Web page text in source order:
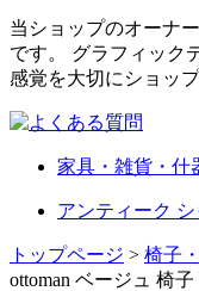
当ショップのオーナ
です。 グラフィック
感覚を大切にショッ
家具・雑貨・什
アンティーク
トップページ > 椅子
ottoman ベージュ 椅子